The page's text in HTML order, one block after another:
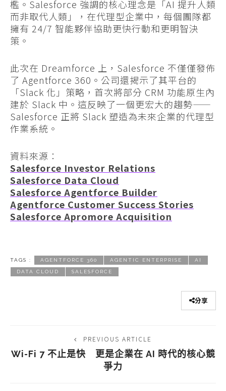
檻。Salesforce 強調的核心理念是「AI 提升人類
而非取代人類」，在代理型企業中，每個團隊都
擁有 24/7 智能夥伴協助更快行動和更明智決
策。
此次在 Dreamforce 上，Salesforce 不僅僅發佈
了 Agentforce 360。公司還揭示了其平台的
「Slack 化」策略，首次將部分 CRM 功能原生內
建於 Slack 中。這反映了一個更宏大的趨勢——
Salesforce 正將 Slack 塑造為未來企業的代理型
作業系統。
資料來源：
Salesforce Investor Relations
Salesforce Data Cloud
Salesforce Agentforce Builder
Agentforce Customer Success Stories
Salesforce Apromore Acquisition
TAGS : AGENTFORCE 360 AGENTIC ENTERPRISE AI
DATA CLOUD SALESFORCE
分享
PREVIOUS ARTICLE
Wi-Fi 7 不止是快 更是企業在 AI 時代的核心競
爭力